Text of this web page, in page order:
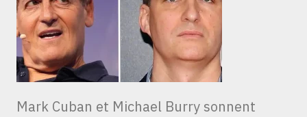
Mark Cuban et Michael Burry sonnent